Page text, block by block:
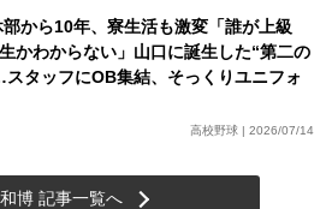
から10年、寮生活も激変「誰が上級
かわからない」山口に誕生した“第二の
タッフにOB集結、そっくりユニフォ
高校野球 | 2026/07/14
博 記事一覧へ